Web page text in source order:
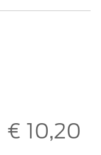
€ 10,20